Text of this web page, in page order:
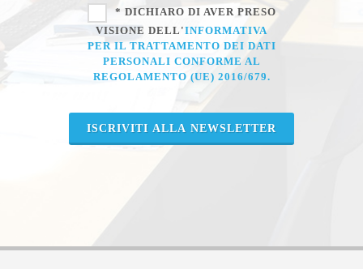
* DICHIARO DI AVER PRESO
VISIONE DELL'INFORMATIVA
PER IL TRATTAMENTO DEI DATI
PERSONALI CONFORME AL
REGOLAMENTO (UE) 2016/679.
ISCRIVITI ALLA NEWSLETTER